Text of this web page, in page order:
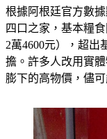
四口之家，基本糧
2萬4600元），超
擔。許多人改用實
膨下的高物價，儘